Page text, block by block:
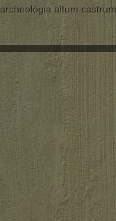
archeológia altum